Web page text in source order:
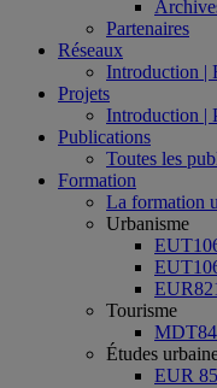
Partenaires
Réseaux
Introduction |
Projets
Introduction |
Publications
Toutes les
Formation
La formation
Urbanisme
Tourisme
Études
EUR